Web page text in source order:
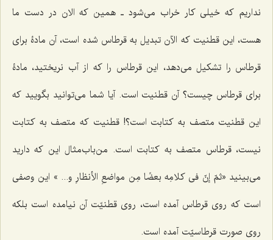
نداریم كه خیلى كار خراب مى‌شود ـ همین كه الان در دست ما
هست، این قطنیت كه الآن تبدیل به قرطاس شده است، آن مادۀ براى
قرطاس را تشكیل مى‌دهد، این قرطاس را كه از آب نریختید، مادۀ
براى قرطاس چیست؟ آن قطنیت است. آیا شما می‌توانید بگویید که
این قطنیت متصف به كتابت است؟! قطنیت كه متصف به كتابت
نیست، قرطاس متصف به كتابت است. من‌باب‌مثال این كه دارید
مى‌بینید «ثمّ إنّ فى كلامِه بعضًا مِن مواضعِ الأنظارِ و... » این وصفى
است كه روى قرطاس آمده است، روى قطنیّت آن نیامده است بلكه
روى صورت قرطاسیّت آمده است.